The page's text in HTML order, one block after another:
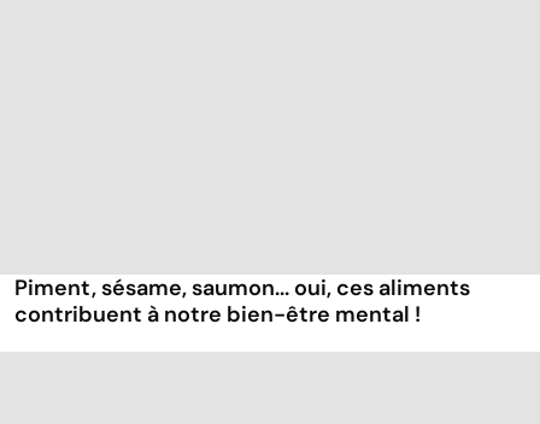
Piment, sésame, saumon... oui, ces aliments
contribuent à notre bien-être mental !